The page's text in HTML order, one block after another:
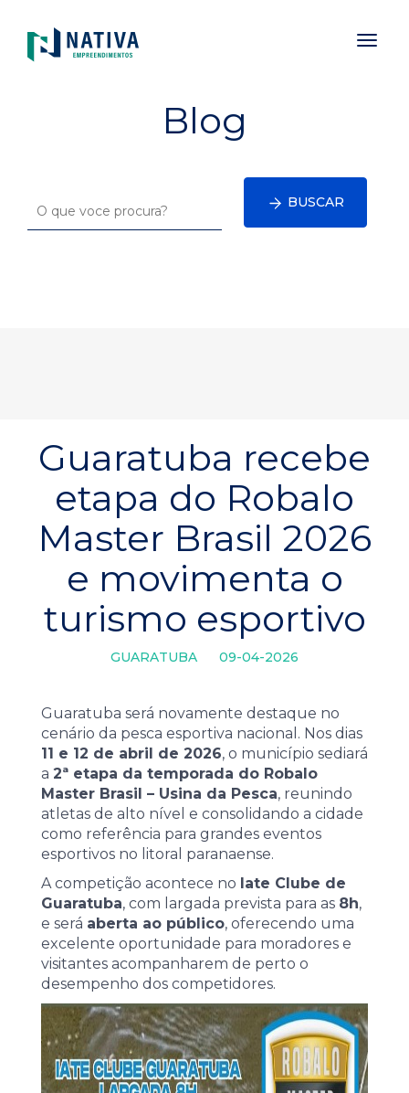
Toggle
Blog
BUSCAR
Guaratuba recebe
etapa do Robalo
Master Brasil 2026
e movimenta o
turismo esportivo
GUARATUBA 09-04-2026
Guaratuba será novamente destaque no
cenário da pesca esportiva nacional. Nos dias
11 e 12 de abril de 2026, o município sediará
a 2ª etapa da temporada do Robalo
Master Brasil – Usina da Pesca, reunindo
atletas de alto nível e consolidando a cidade
como referência para grandes eventos
esportivos no litoral paranaense.
A competição acontece no Iate Clube de
Guaratuba, com largada prevista para as 8h,
e será aberta ao público, oferecendo uma
excelente oportunidade para moradores e
visitantes acompanharem de perto o
desempenho dos competidores.